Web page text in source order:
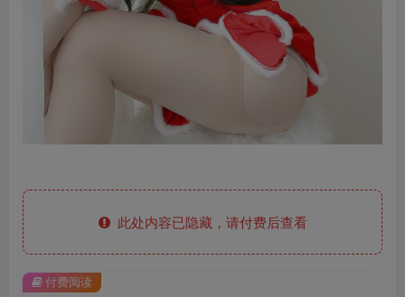
此处内容已隐藏，请付费后查看
付费阅读